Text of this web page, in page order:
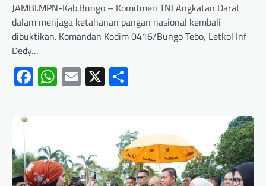
JAMBI.MPN-Kab.Bungo – Komitmen TNI Angkatan Darat
dalam menjaga ketahanan pangan nasional kembali
dibuktikan. Komandan Kodim 0416/Bungo Tebo, Letkol Inf
Dedy…
Facebook
WhatsApp
Email
X